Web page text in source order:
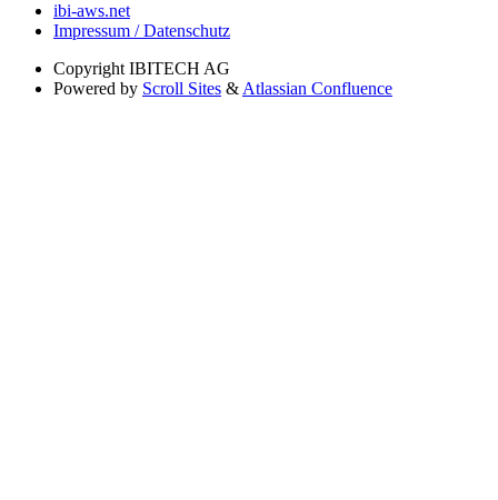
ibi-aws.net
Impressum / Datenschutz
Copyright IBITECH AG
Powered by Scroll Sites & Atlassian Confluence